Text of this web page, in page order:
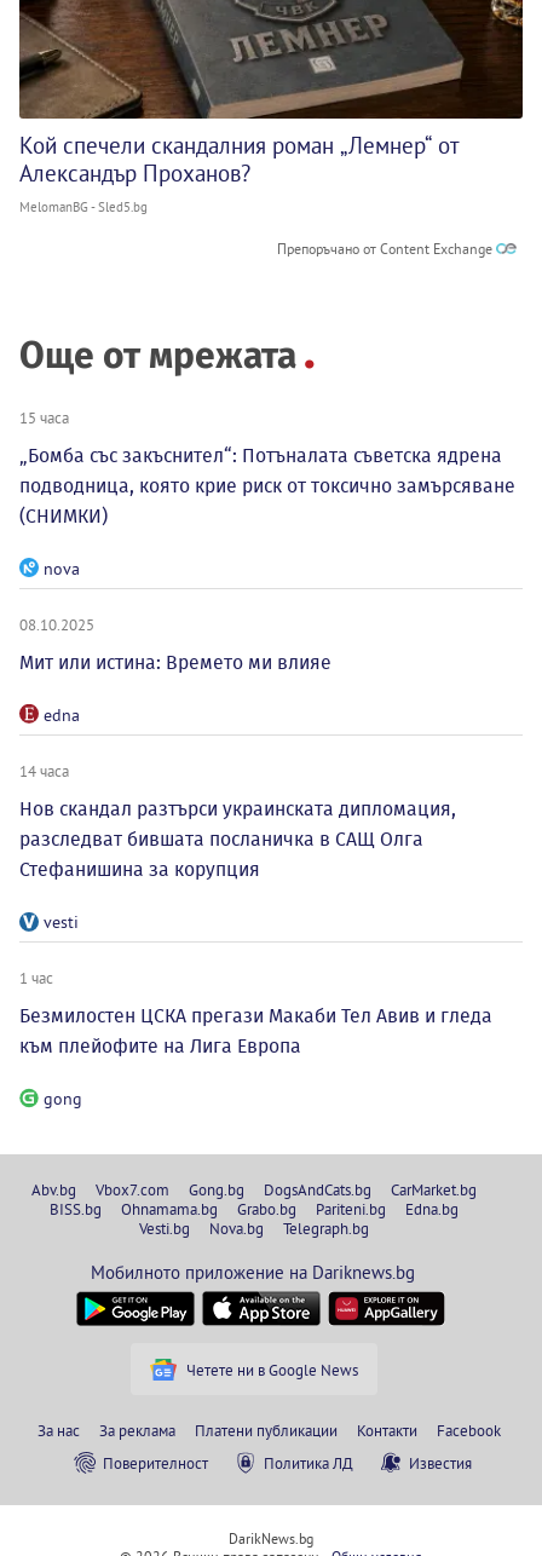
Кой спечели скандалния роман „Лемнер“ от
Александър Проханов?
MelomanBG - Sled5.bg
Препоръчано от Content Exchange
Още от мрежата
15 часа
„Бомба със закъснител“: Потъналата съветска ядрена
подводница, която крие риск от токсично замърсяване
(СНИМКИ)
nova
08.10.2025
Мит или истина: Времето ми влияе
edna
14 часа
Нов скандал разтърси украинската дипломация,
разследват бившата посланичка в САЩ Олга
Стефанишина за корупция
vesti
1 час
Безмилостен ЦСКА прегази Макаби Тел Авив и гледа
към плейофите на Лига Европа
gong
Abv.bg Vbox7.com Gong.bg DogsAndCats.bg
CarMarket.bg
BISS.bg
Ohnamama.bg Grabo.bg Pariteni.bg
Edna.bg
Vesti.bg
Nova.bg Telegraph.bg
Мобилното приложение на Dariknews.bg
Четете ни в Google News
За нас За реклама Платени публикации Контакти
Facebook
Поверителност
Политика ЛД Известия
DarikNews.bg